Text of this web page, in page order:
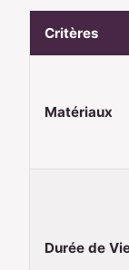
Critères
Matériaux
Durée de